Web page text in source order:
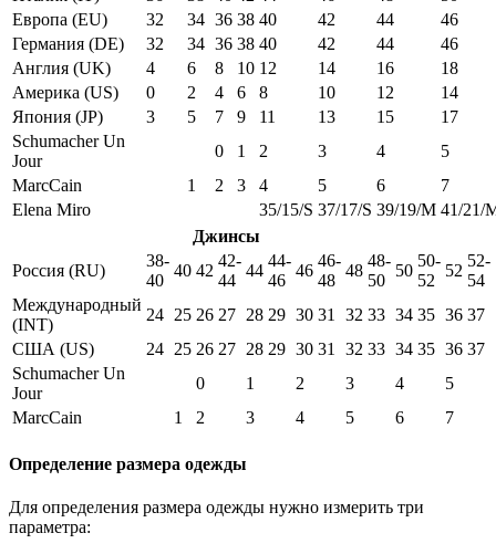
Европа (EU)
32 34 36 38 40 42 44
46
Германия (DE)
32 34 36 38 40 42 44
46
Англия (UK)
4 6 8 10 12 14 16
18
Америка (US)
0 2 4 6 8 10 12
14
Япония (JP)
3 5 7 9 11 13 15
17
Schumacher Un
Jour
0 1 2 3 4
5
MarcCain
1 2 3 4 5 6
7
Elena Miro
35/15/S 37/17/S 39/19/M 41/21/
Джинсы
Россия (RU)
38-
40
40 42
42-
44
44
44-
46
46
46-
48
48
48-
50
50
50-
52
52
52-
54
Международный
(INT)
24 25 26 27 28 29 30 31 32 33 34 35 36 37
США (US)
24 25 26 27 28 29 30 31 32 33 34 35 36 37
Schumacher Un
Jour
0 1 2 3 4
5
MarcCain
1 2 3 4 5 6 7
Определение размера одежды
Для определения размера одежды нужно измерить три
параметра: